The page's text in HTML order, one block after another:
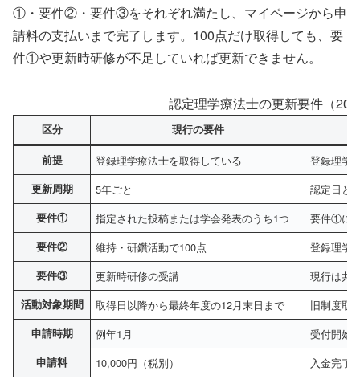
①・要件②・要件③をそれぞれ満たし、マイページから申
請料の支払いまで完了します。100点だけ取得しても、要
件①や更新時研修が不足していれば更新できません。
認定理学療法士の更新要件（
区分 現行の要件
前提 登録理学療法士を取得している 登録理学
更新周期 5年ごと 認定日と
要件① 指定された投稿または学会発表のうち1つ 要件①に
要件② 維持・研鑽活動で100点 登録理学
要件③ 更新時研修の受講 現行は共
活動対象期間 取得日以降から最終年度の12月末日まで 旧制度取
申請時期 例年1月 受付開始
申請料 10,000円（税別） 入金完了